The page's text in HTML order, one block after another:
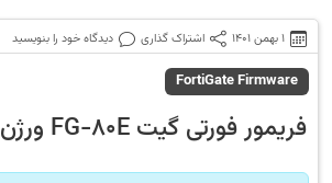
1 بهمن 1401 اشتراک گذاری دیدگاه خود را بنویسید
FortiGate Firmware
فریمور فورتی گیت FG-80E ورژن 5.6.3